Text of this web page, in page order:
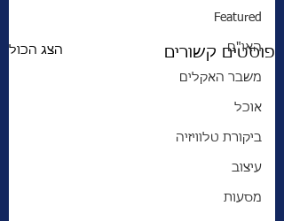
Featured
האו"ם
משבר האקלים
אוכל
ביקורת טלוויזיה
עיצוב
מסעות
פוסטים קשורים הצג הכול